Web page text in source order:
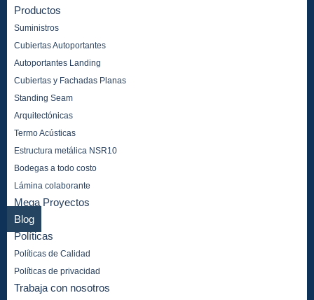
Productos
Suministros
Cubiertas Autoportantes
Autoportantes Landing
Cubiertas y Fachadas Planas
Standing Seam
Arquitectónicas
Termo Acústicas
Estructura metálica NSR10
Bodegas a todo costo
Lámina colaborante
Mega Proyectos
Blog
Políticas
Políticas de Calidad
Políticas de privacidad
Trabaja con nosotros